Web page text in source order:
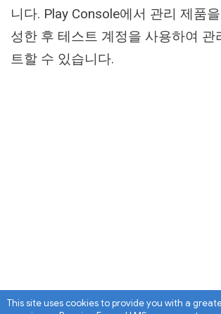
This site uses cookies to provide you with a
니다. Play Console에서 관리 제품
성한 후 테스트 계정을 사용하여 관
트할 수 있습니다.